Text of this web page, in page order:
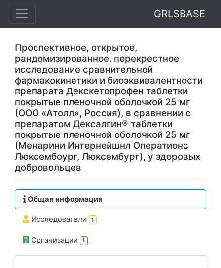
GRLSBASE
Проспективное, открытое,
рандомизированное, перекрестное
исследование сравнительной
фармакокинетики и биоэквивалентности
препарата Декскетопрофен таблетки
покрытые пленочной оболочкой 25 мг
(ООО «Атолл», Россия), в сравнении с
препаратом Дексалгин® таблетки
покрытые пленочной оболочкой 25 мг
(Менарини Интернейшнл Оператионс
Люксембоург, Люксембург), у здоровых
добровольцев
Общая информация
Исследователи 1
Организации 1